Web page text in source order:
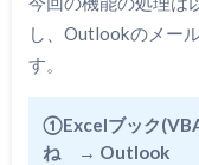
し、Outlookのメー
す。
①Excelブック
ね → Outlook